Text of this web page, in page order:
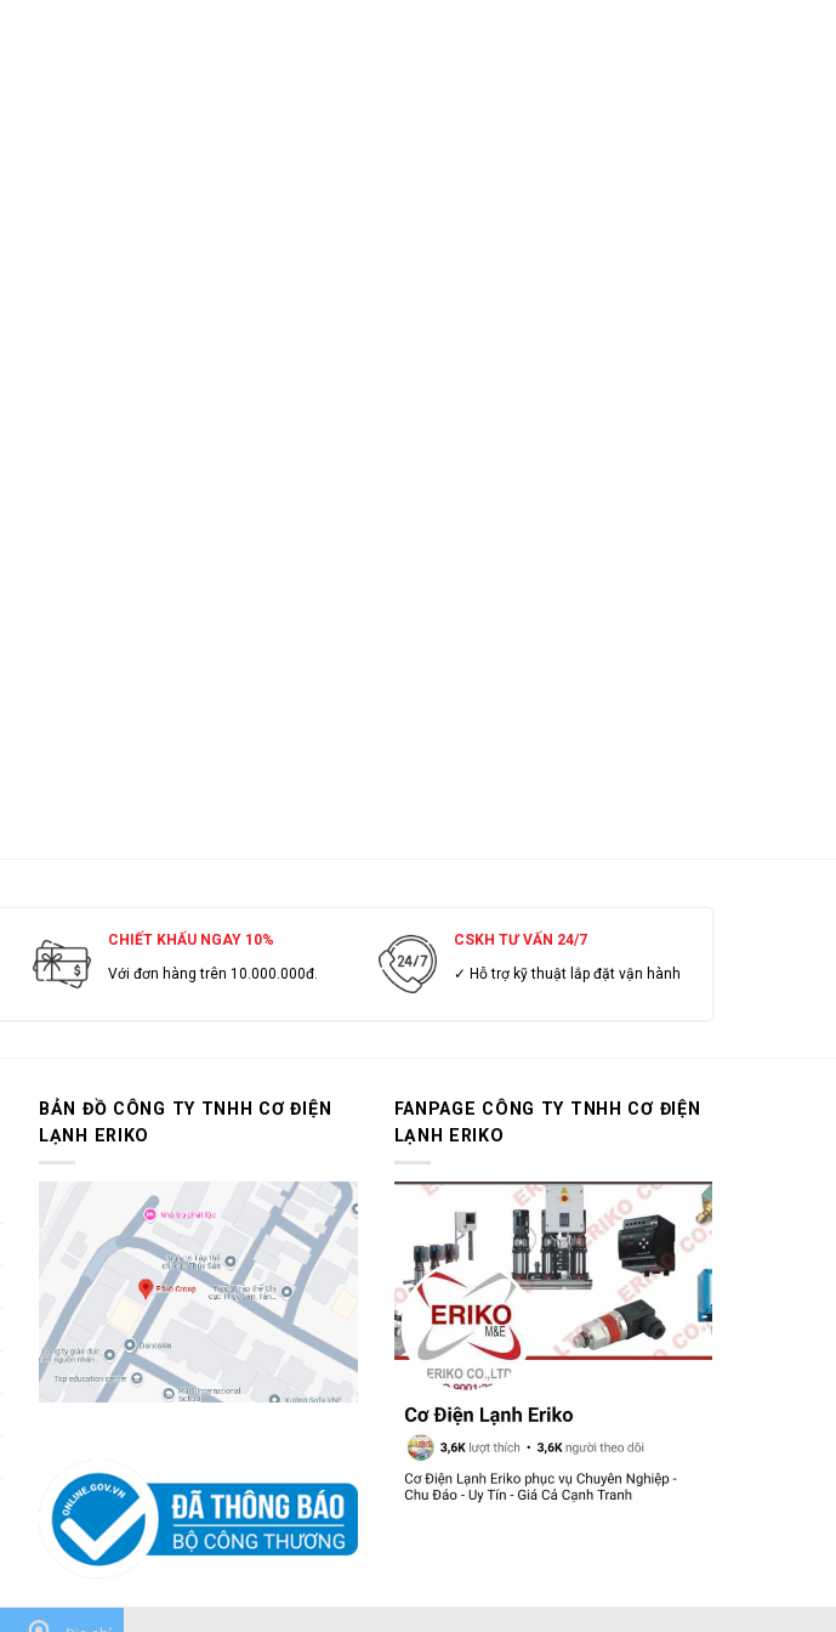
CHIẾT KHẤU NGAY 10%
Với đơn hàng trên 10.000.000đ.
CSKH TƯ VẤN 24/7
✓ Hỗ trợ kỹ thuật lắp đặt vận hành
BẢN ĐỒ CÔNG TY TNHH CƠ ĐIỆN
LẠNH ERIKO
FANPAGE CÔNG TY TNHH CƠ ĐIỆN
LẠNH ERIKO